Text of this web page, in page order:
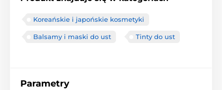
Koreańskie i japońskie kosmetyki
Balsamy i maski do ust Tinty do ust
Parametry